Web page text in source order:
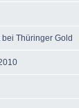
Thüringer Gold